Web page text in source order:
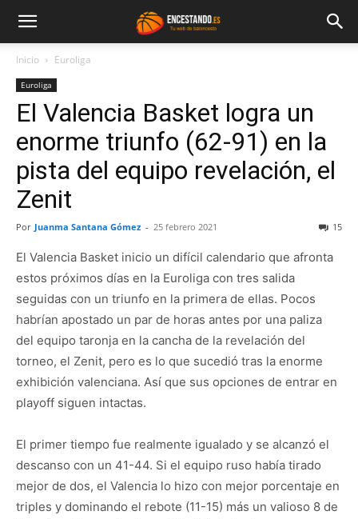
Inicio Euroliga
Euroliga
El Valencia Basket logra un
enorme triunfo (62-91) en la
pista del equipo revelación, el
Zenit
Por Juanma Santana Gómez - 25 febrero 2021 15
El Valencia Basket inicio un difícil calendario que afronta
estos próximos días en la Euroliga con tres salida
seguidas con un triunfo en la primera de ellas. Pocos
habrían apostado un par de horas antes por una paliza
del equipo taronja en la cancha de la revelación del
torneo, el Zenit, pero es lo que sucedió tras la enorme
exhibición valenciana. Así que sus opciones de entrar en
playoff siguen intactas.
El primer tiempo fue realmente igualado y se alcanzó el
descanso con un 41-44. Si el equipo ruso había tirado
mejor de dos, el Valencia lo hizo con mejor porcentaje en
triples y dominando el rebote (11-15) más un valioso 8 de